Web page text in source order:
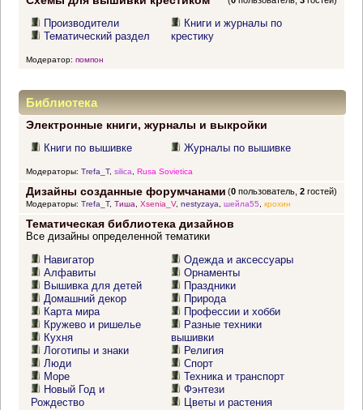
Производители
Тематический раздел
Книги и журналы по
крестику
Модератор: помпон
Библиотека
Электронные книги, журналы и выкройки
Книги по вышивке Журналы по вышивке
Модераторы: Trefa_T, silica Rusa Sovietica
Дизайны созданные форумчанами (0 пользователь,2 гостей)
Модераторы: Trefa_T, Тиша, Xsenia_V, nestyzaya, шейла55, крохин
Тематическая библиотека дизайнов
Все дизайны определенной тематики
Навигатор
Алфавиты
Вышивка для детей
Домашний декор
Карта мира
Кружево и ришелье
Кухня
Логотипы и знаки
Люди
Море
Новый Год и
Рождество
Одежда и аксессуары
Орнаменты
Праздники
Природа
Профессии и хобби
Разные техники
вышивки
Религия
Спорт
Техника и транспорт
Фэнтези
Цветы и растения